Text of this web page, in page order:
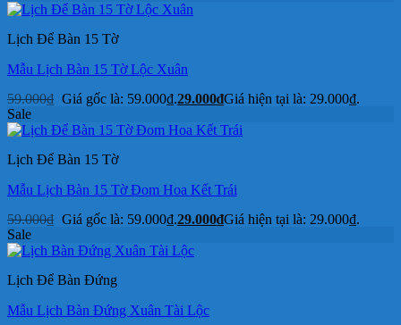
Lịch Để Bàn 15 Tờ
Mẫu Lịch Bàn 15 Tờ Lộc Xuân
59.000₫ Giá gốc là: 59.000₫.29.000₫Giá hiện tại là: 29.000₫.
Sale
Lịch Để Bàn 15 Tờ
Mẫu Lịch Bàn 15 Tờ Đom Hoa Kết Trái
59.000₫ Giá gốc là: 59.000₫.29.000₫Giá hiện tại là: 29.000₫.
Sale
Lịch Để Bàn Đứng
Mẫu Lịch Bàn Đứng Xuân Tài Lộc